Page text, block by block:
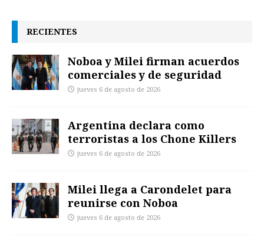
RECIENTES
Noboa y Milei firman acuerdos
comerciales y de seguridad
jueves 6 de agosto de 2026
Argentina declara como
terroristas a los Chone Killers
jueves 6 de agosto de 2026
Milei llega a Carondelet para
reunirse con Noboa
jueves 6 de agosto de 2026